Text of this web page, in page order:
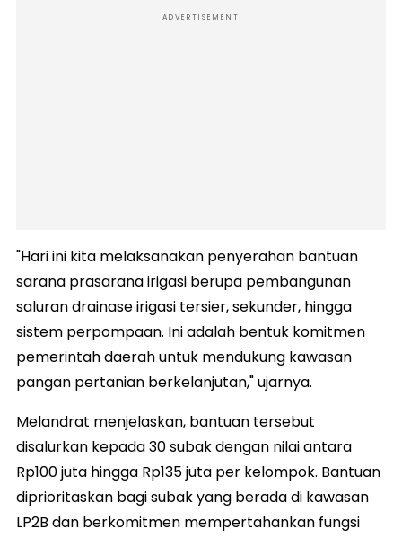
ADVERTISEMENT
"Hari ini kita melaksanakan penyerahan bantuan
sarana prasarana irigasi berupa pembangunan
saluran drainase irigasi tersier, sekunder, hingga
sistem perpompaan. Ini adalah bentuk komitmen
pemerintah daerah untuk mendukung kawasan
pangan pertanian berkelanjutan," ujarnya.
Melandrat menjelaskan, bantuan tersebut
disalurkan kepada 30 subak dengan nilai antara
Rp100 juta hingga Rp135 juta per kelompok. Bantuan
diprioritaskan bagi subak yang berada di kawasan
LP2B dan berkomitmen mempertahankan fungsi